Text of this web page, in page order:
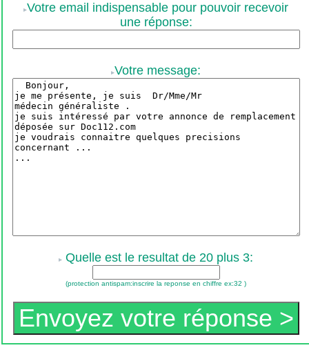
Votre email indispensable pour pouvoir recevoir
une réponse:
Votre message:
Quelle est le resultat de 20 plus 3:
(protection antispam:inscrire la reponse en chiffre ex:32 )